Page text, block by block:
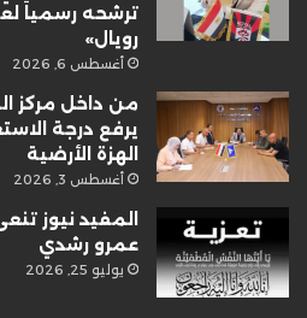
ترشحه رسمياً
رويال»
أغسطس 6, 2026
من داخل مركز
يرفع درجة
الهزة الأرضية
أغسطس 3, 2026
المفيد نيوز
عمرو رشدي
يوليو 25, 2026